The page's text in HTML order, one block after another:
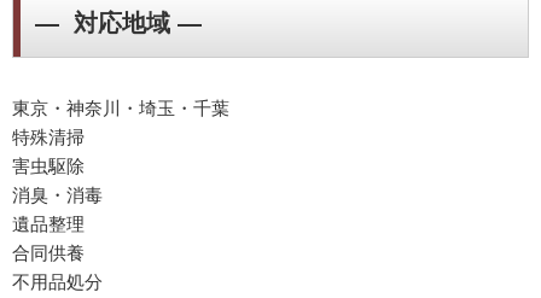
― 対応地域 ―
東京・神奈川・埼玉・千葉
特殊清掃
害虫駆除
消臭・消毒
遺品整理
合同供養
不用品処分